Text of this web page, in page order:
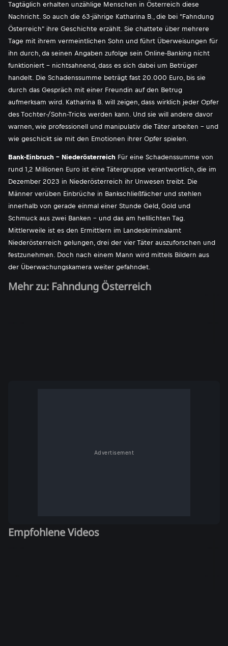
Tagtäglich erhalten unzählige Menschen in Österreich diese
Nachricht. So auch die 63-jährige Katharina B., die bei "Fahndung
Österreich" ihre Geschichte erzählt. Sie chattete über mehrere
Tage mit ihrem vermeintlichen Sohn und führt Überweisungen für
ihn durch, da seinen Angaben zufolge sein Online-Banking nicht
funktioniert - nichtsahnend, dass es sich dabei um Betrüger
handelt. Die Schadenssumme beträgt fast 20.000 Euro, bis sie
durch das Gespräch mit einer Freundin auf den Betrug
aufmerksam wird. Katharina B. will zeigen, dass wirklich jeder Opfer
des Tochter-/Sohn-Tricks werden kann. Und sie will andere davor
warnen, wie professionell und manipulativ die Täter arbeiten - und
wie geschickt sie mit den Emotionen ihrer Opfer spielen.
Bank-Einbruch - Niederösterreich Für eine Schadenssumme von
rund 1,2 Millionen Euro ist eine Tätergruppe verantwortlich, die im
Dezember 2023 in Niederösterreich ihr Unwesen treibt. Die
Männer verüben Einbrüche in Bankschließfächer und stehlen
innerhalb von gerade einmal einer Stunde Geld, Gold und
Schmuck aus zwei Banken - und das am helllichten Tag.
Mittlerweile ist es den Ermittlern im Landeskriminalamt
Niederösterreich gelungen, drei der vier Täter auszuforschen und
festzunehmen. Doch nach einem Mann wird mittels Bildern aus
der Überwachungskamera weiter gefahndet.
Mehr zu: Fahndung Österreich
Advertisement
Empfohlene Videos